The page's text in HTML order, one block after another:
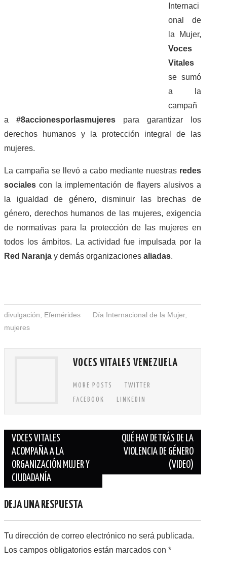
Internaci
onal de
la Mujer,
Voces
Vitales
se sumó
a la
campañ
a #8accionesporlasmujerespara garantizar los
derechos humanos y la protección integral de las
mujeres.
La campaña se llevó a cabo mediante nuestras redes
sociales con la implementación de flayers alusivos a
la igualdad de género, disminuir las brechas de
género, derechos humanos de las mujeres, exigencia
de normativas para la protección de las mujeres en
todos los ámbitos. La actividad fue impulsada por la
Red Naranja y demás organizaciones aliadas.
divulgación Efemérides Día Internacional de la Mujer,
mujeres
VOCES VITALES VENEZUELA
MORE POSTS
TWITTER
FACEBOOK
LINKEDIN
Navegación de entradas
VOCES VITALES
ACOMPAÑA A LA
ORGANIZACIÓN MUJER Y
CIUDADANÍA
QUÉ HAY DETRÁS DE LA
VIOLENCIA DE GÉNERO
(VIDEO)
DEJA UNA RESPUESTA
Tu dirección de correo electrónico no será publicada.
Los campos obligatorios están marcados con *